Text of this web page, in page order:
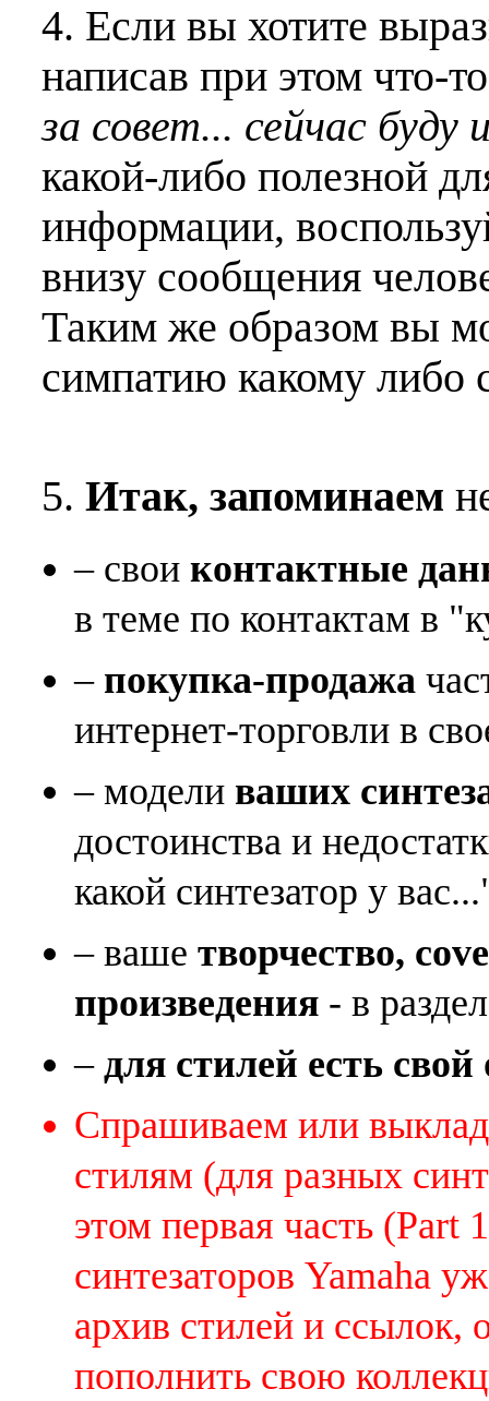
4. Если вы хотите
написав при этом что-
за совет... сейчас буду
какой-либо полезной
информации,
внизу сообщения
Таким же образом вы
симпатию какому
5. Итак, запоминаем
– свои контактные
в теме по контактам в
– покупка-продажа
интернет-торговли в
– модели ваших
достоинства и
какой синтезатор у
– ваше творчество,
произведения - в
–для стилей есть
Спрашиваем или
стилям (для разных
этом первая часть
синтезаторов Yamaha
архив стилей и ссылок,
пополнить свою